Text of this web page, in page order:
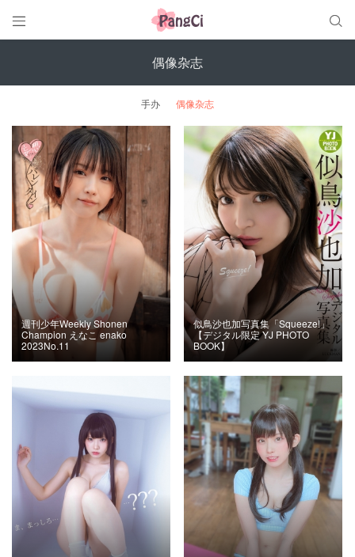
 
偶像杂志
手办 偶像杂志
週刊少年Weekly Shonen
Champion えなこ enako
2023No.11
似鳥沙也加写真集「Squeeze!」
【デジタル限定 YJ PHOTO
BOOK】